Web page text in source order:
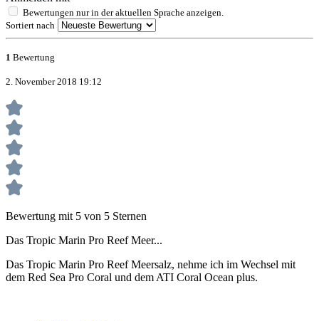
Bewertungen nur in der aktuellen Sprache anzeigen.
Sortiert nach
1 Bewertung
2. November 2018 19:12
Bewertung mit 5 von 5 Sternen
Das Tropic Marin Pro Reef Meer...
Das Tropic Marin Pro Reef Meersalz, nehme ich im Wechsel mit
dem Red Sea Pro Coral und dem ATI Coral Ocean plus.